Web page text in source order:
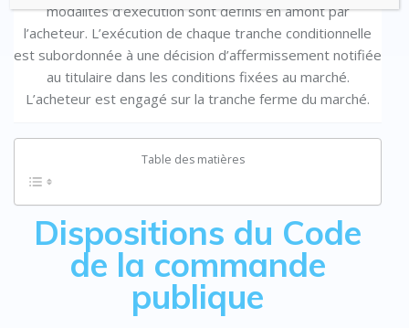
modalités d’exécution sont définis en amont par
l’acheteur. L’exécution de chaque tranche conditionnelle
est subordonnée à une décision d’affermissement notifiée
au titulaire dans les conditions fixées au marché.
L’acheteur est engagé sur la tranche ferme du marché.
Table des matières
Dispositions du Code
de la commande
publique